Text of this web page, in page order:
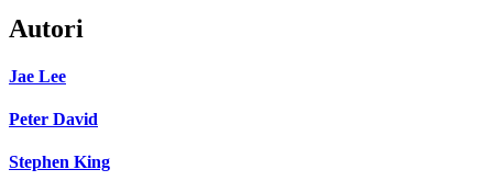
Autori
Jae Lee
Peter David
Stephen King